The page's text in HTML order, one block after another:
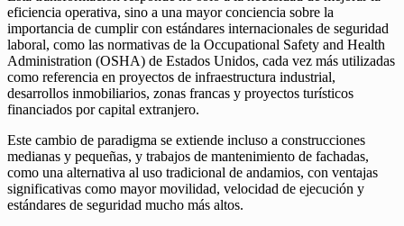
eficiencia operativa, sino a una mayor conciencia sobre la
importancia de cumplir con estándares internacionales de seguridad
laboral, como las normativas de la Occupational Safety and Health
Administration (OSHA) de Estados Unidos, cada vez más utilizadas
como referencia en proyectos de infraestructura industrial,
desarrollos inmobiliarios, zonas francas y proyectos turísticos
financiados por capital extranjero.
Este cambio de paradigma se extiende incluso a construcciones
medianas y pequeñas, y trabajos de mantenimiento de fachadas,
como una alternativa al uso tradicional de andamios, con ventajas
significativas como mayor movilidad, velocidad de ejecución y
estándares de seguridad mucho más altos.